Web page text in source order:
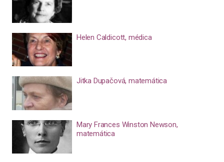
Helen Caldicott, médica
Jitka Dupačová, matemática
Mary Frances Winston Newson,
matemática